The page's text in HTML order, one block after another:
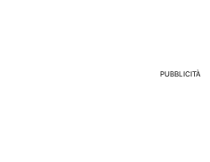
PUBBLICITÀ